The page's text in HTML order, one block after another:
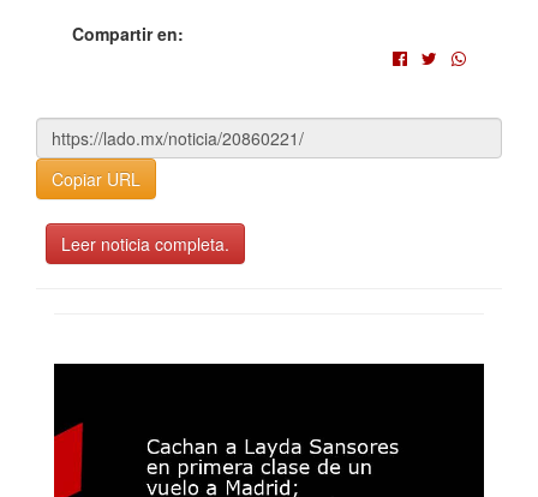
Compartir en:
Copiar URL
Leer noticia completa.